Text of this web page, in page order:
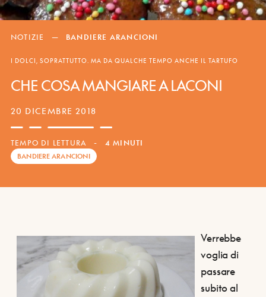
NOTIZIE — BANDIERE ARANCIONI
I DOLCI, SOPRATTUTTO. MA DA QUALCHE TEMPO ANCHE IL TARTUFO
CHE COSA MANGIARE A LACONI
20 DICEMBRE 2018
TEMPO DI LETTURA - 4 MINUTI
BANDIERE ARANCIONI
Verrebbe
voglia di
passare
subito al